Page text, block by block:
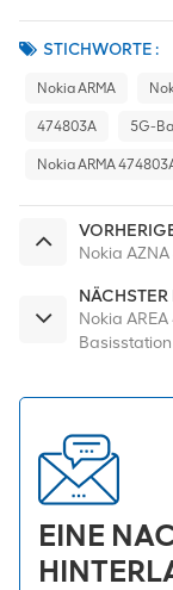
STICHWORTE :
Nokia ARMA
474803A 5G-
Nokia ARMA
Nokia
NÄCHSTER
Nokia
Basisstation
EINE